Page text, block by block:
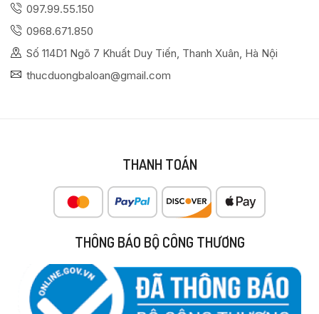
097.99.55.150
0968.671.850
Số 114D1 Ngõ 7 Khuất Duy Tiến, Thanh Xuân, Hà Nội
thucduongbaloan@gmail.com
THANH TOÁN
THÔNG BÁO BỘ CÔNG THƯƠNG